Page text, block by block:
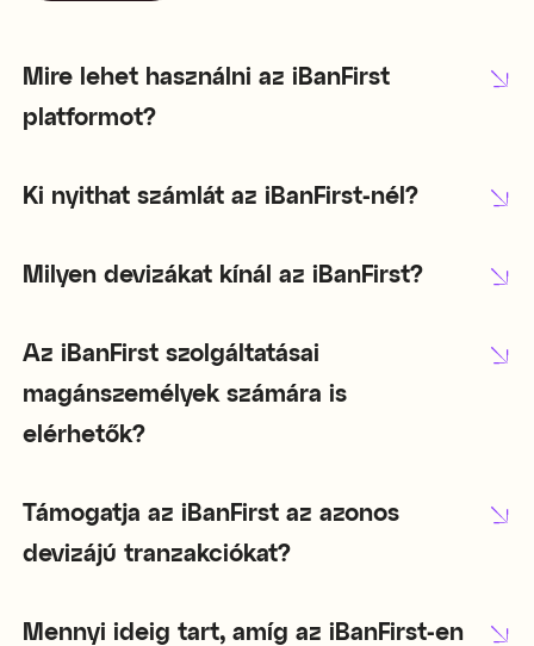
Mire lehet használni az iBanFirst
platformot?
Ki nyithat számlát az iBanFirst-nél?
Milyen devizákat kínál az iBanFirst?
Az iBanFirst szolgáltatásai
magánszemélyek számára is
elérhetők?
Támogatja az iBanFirst az azonos
devizájú tranzakciókat?
Mennyi ideig tart, amíg az iBanFirst-en